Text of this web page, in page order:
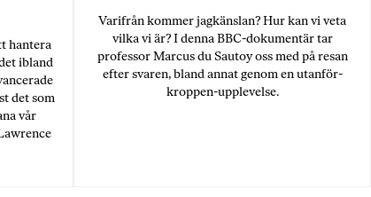
hantera
ibland
det som
vår
Varifrån kommer jagkänslan? Hur kan vi veta
vilka vi är? I denna BBC-dokumentär tar
professor Marcus du Sautoy oss med på resan
efter svaren, bland annat genom en utanför-
kroppen-upplevelse.